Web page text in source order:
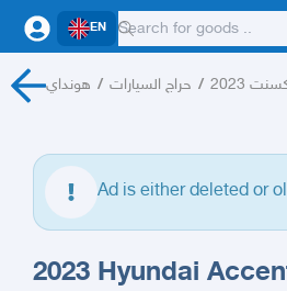
EN
هونداي / حراج السيارات / 2023
Ad is either deleted or
2023 Hyundai